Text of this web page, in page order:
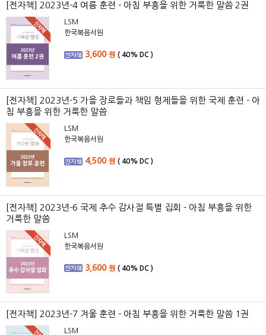
[전자책] 2023년-4 여름 훈련 - 아침 부흥을 위한 거룩한 말씀 2권
LSM
한국복음서원
3,600 원 ( 40% DC )
[전자책] 2023년-5 가을 장로들과 책임 형제들을 위한 국제 훈련 - 아
침 부흥을 위한 거룩한 말씀
LSM
한국복음서원
4,500 원 ( 40% DC )
[전자책] 2023년-6 국제 추수 감사절 특별 집회 - 아침 부흥을 위한
거룩한 말씀
LSM
한국복음서원
3,600 원 ( 40% DC )
[전자책] 2023년-7 겨울 훈련 - 아침 부흥을 위한 거룩한 말씀 1권
LSM